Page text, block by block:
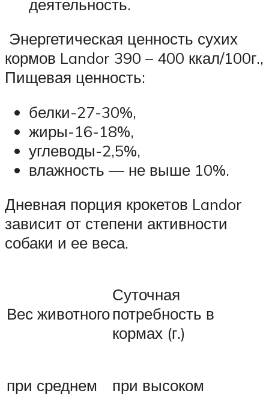
деятельность.
Энергетическая ценность сухих
кормов Landor 390 – 400 ккал/100г.,
Пищевая ценность:
белки-27-30%,
жиры-16-18%,
углеводы-2,5%,
влажность ― не выше 10%.
Дневная порция крокетов Landor
зависит от степени активности
собаки и ее веса.
Вес животного
Суточная
потребность в
кормах (г.)
при среднем
при высоком